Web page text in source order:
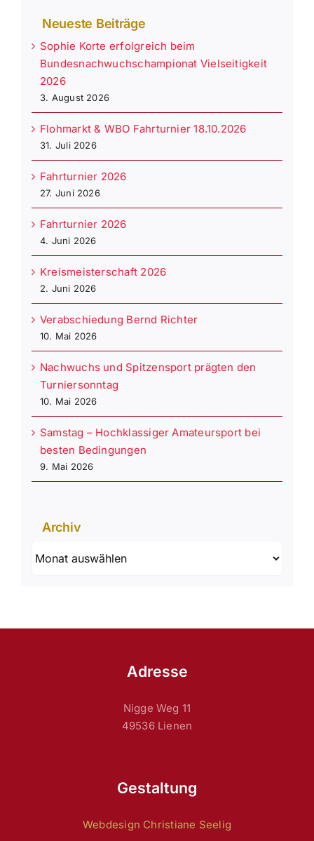
Neueste Beiträge
Sophie Korte erfolgreich beim
Bundesnachwuchschampionat Vielseitigkeit
2026
3. August 2026
Flohmarkt & WBO Fahrturnier 18.10.2026
31. Juli 2026
Fahrturnier 2026
27. Juni 2026
Fahrturnier 2026
4. Juni 2026
Kreismeisterschaft 2026
2. Juni 2026
Verabschiedung Bernd Richter
10. Mai 2026
Nachwuchs und Spitzensport prägten den
Turniersonntag
10. Mai 2026
Samstag – Hochklassiger Amateursport bei
besten Bedingungen
9. Mai 2026
Archiv
Adresse
Nigge Weg 11
49536 Lienen
Gestaltung
Webdesign Christiane Seelig